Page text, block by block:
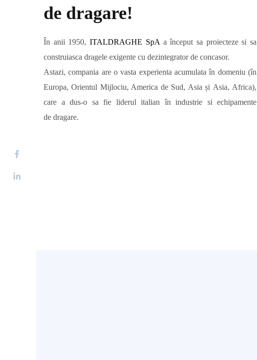
de dragare!
În anii 1950,ITALDRAGHE SpA a început sa proiecteze si sa
construiasca dragele exigente cu dezintegrator de concasor.
Astazi, compania are o vasta experienta acumulata în domeniu (în
Europa, Orientul Mijlociu, America de Sud, Asia și Asia, Africa),
care a dus-o sa fie liderul italian în industrie si echipamente
de dragare.